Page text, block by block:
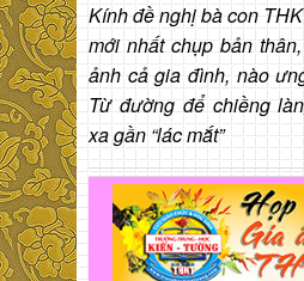
Kính đề nghị bà con
mới nhất chụp bản
ảnh cả gia đình, nào
Từ đường để chiềng
xa gần “lác mắt”